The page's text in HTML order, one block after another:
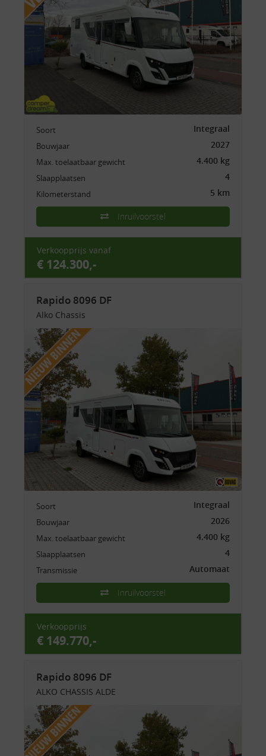
Soort Integraal
Bouwjaar 2027
Max. toelaatbaar gewicht 4.400 kg
Slaapplaatsen 4
Kilometerstand 5 km
Inruilvoorstel
Verkoopprijs vanaf
€ 124.300,-
Rapido 8096 DF
Alko Chassis
Soort Integraal
Bouwjaar 2026
Max. toelaatbaar gewicht 4.400 kg
Slaapplaatsen 4
Transmissie Automaat
Inruilvoorstel
Verkoopprijs
€ 149.770,-
Rapido 8096 DF
ALKO CHASSIS ALDE